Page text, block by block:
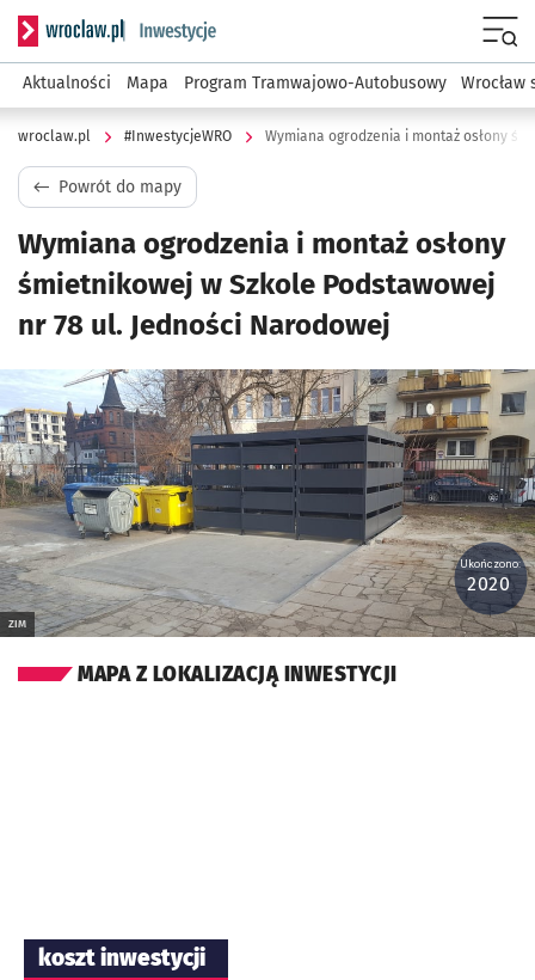
Serwis informacyjny wroclaw.pl podserwis:
Aktualności Mapa Program Tramwajowo-Autobusowy Wrocław
wroclaw.pl #InwestycjeWRO
Powrót do mapy
Wymiana ogrodzenia i montaż osłony
śmietnikowej w Szkole Podstawowej
nr 78 ul. Jedności Narodowej
Kliknij, aby powiększyć
ZIM
Ukończono:
2020
MAPA Z LOKALIZACJĄ INWESTYCJI
koszt inwestycji